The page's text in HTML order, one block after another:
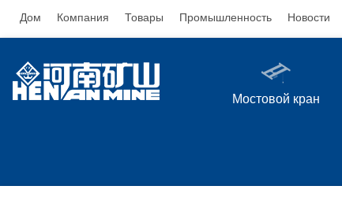
Дом Компания Товары Промышленность Новости
Мостовой кран